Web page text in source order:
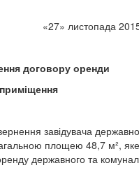
«27»
договору оренди
завідувача
площею 48,7 м²,
державного та